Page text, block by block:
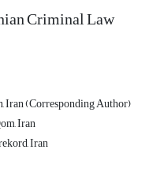
Criminal Law
Iran (Corresponding Author)
Iran
Iran